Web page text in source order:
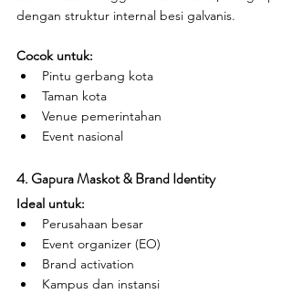
dengan struktur internal besi galvanis.
Cocok untuk:
Pintu gerbang kota
Taman kota
Venue pemerintahan
Event nasional
4. Gapura Maskot & Brand Identity
Ideal untuk:
Perusahaan besar
Event organizer (EO)
Brand activation
Kampus dan instansi